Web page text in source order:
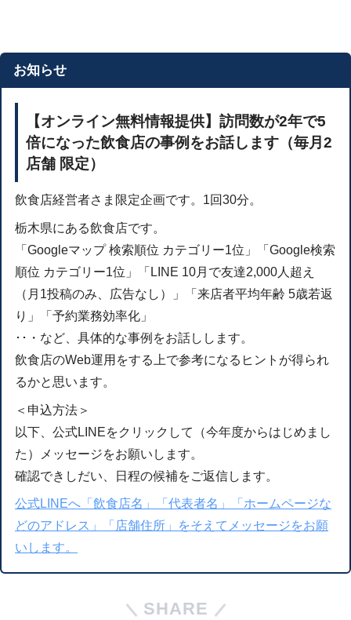
お知らせ
【オンライン無料情報提供】訪問数が2年で5
倍になった飲食店の事例をお話します（毎月2
店舗 限定）
飲食店経営者さま限定企画です。1回30分。
栃木県にある飲食店です。
「Googleマップ 検索順位 カテゴリー1位」「Google検索
順位 カテゴリー1位」「LINE 10月で友達2,000人超え
（月1投稿のみ、広告なし）」「来店者平均年齢 5歳若返
り」「予約業務効率化」
･･・など、具体的な事例をお話しします。
飲食店のWeb運用をする上で参考になるヒントが得られ
るかと思います。
＜申込方法＞
以下、公式LINEをクリックして（今年度からはじめまし
た）メッセージをお願いします。
確認できしだい、日程の候補をご返信します。
公式LINEへ「飲食店名」「代表者名」「ホームページな
どのアドレス」「店舗住所」をそえてメッセージをお願
いします。
SHARE